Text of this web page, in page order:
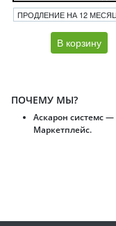
ПРОДЛЕНИЕ НА 12
В корзину
ПОЧЕМУ МЫ?
Аскарон системс —
Маркетплейс.